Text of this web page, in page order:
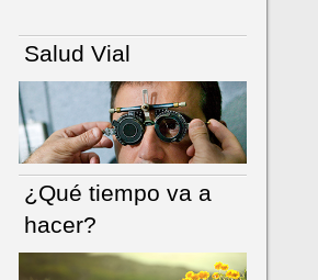
Salud Vial
¿Qué tiempo va a
hacer?